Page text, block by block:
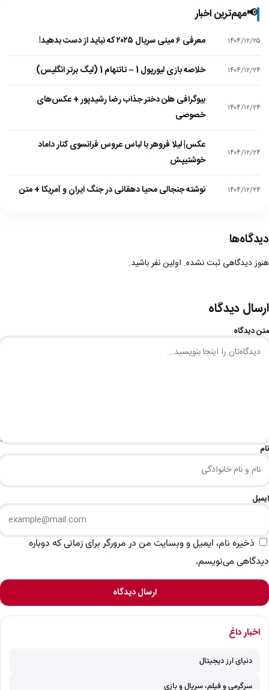
📢مهم‌ترین اخبار
۱۴۰۴/۱۲/۲۵ معرفی ۶ مینی سریال ۲۰۲۵ که نباید از دست بدهید!
۱۴۰۴/۱۲/۲۴ خلاصه بازی لیورپول 1 – تاتنهام 1 (لیگ برتر انگلیس)
۱۴۰۴/۱۲/۲۴
بیوگرافی هلن دختر جذاب رضا رشیدپور + عکس‌های
خصوصی
۱۴۰۴/۱۲/۲۴
عکس| لیلا فروهر با لباس عروس فرانسوی کنار داماد
خوشتیپش
۱۴۰۴/۱۲/۲۴ نوشته جنجالی محیا دهقانی در جنگ ایران و آمریکا + متن
دیدگاه‌ها
هنوز دیدگاهی ثبت نشده. اولین نفر باشید.
ارسال دیدگاه
متن دیدگاه
نام
ایمیل
ذخیره نام، ایمیل و وبسایت من در مرورگر برای زمانی که دوباره
دیدگاهی می‌نویسم.
ارسال دیدگاه
اخبار داغ
دنیای ارز دیجیتال
سرگرمی و فیلم، سریال و بازی